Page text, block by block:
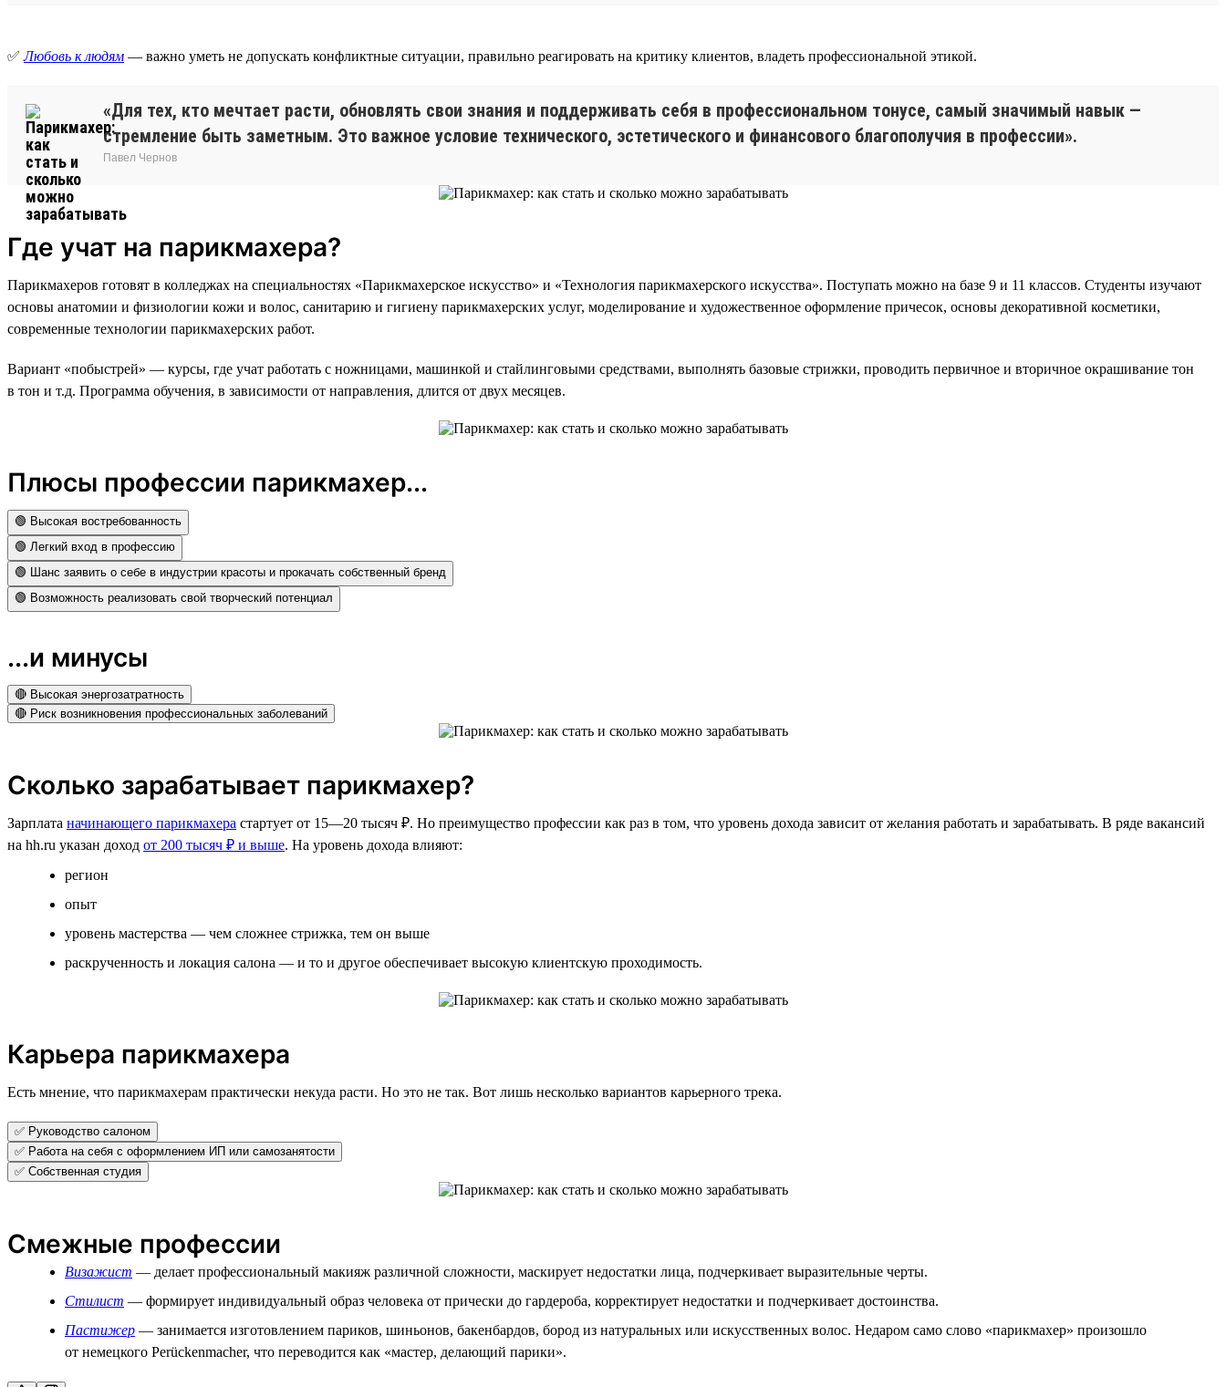
✅Любовь к людям — важно уметь не допускать конфликтные ситуации, правильно реагировать на критику клиентов, владеть профессиональной этикой.
«Для тех, кто мечтает расти, обновлять свои знания и поддерживать себя в профессиональном тонусе, самый значимый навык —
стремление быть заметным. Это важное условие технического, эстетического и финансового благополучия в профессии».
Павел Чернов
Где учат на парикмахера?
Парикмахеров готовят в колледжах на специальностях «Парикмахерское искусство» и «Технология парикмахерского искусства». Поступать можно на базе 9 и 11 классов. Студенты изучают
основы анатомии и физиологии кожи и волос, санитарию и гигиену парикмахерских услуг, моделирование и художественное оформление причесок, основы декоративной косметики,
современные технологии парикмахерских работ.
Вариант «побыстрей» — курсы, где учат работать с ножницами, машинкой и стайлинговыми средствами, выполнять базовые стрижки, проводить первичное и вторичное окрашивание тон
в тон и т.д. Программа обучения, в зависимости от направления, длится от двух месяцев.
Плюсы профессии парикмахер...
🟢 Высокая востребованность
🟢 Легкий вход в профессию
🟢 Шанс заявить о себе в индустрии красоты и прокачать собственный бренд
🟢 Возможность реализовать свой творческий потенциал
...и минусы
🔴 Высокая энергозатратность
🔴 Риск возникновения профессиональных заболеваний
Сколько зарабатывает парикмахер?
Зарплата начинающего парикмахера стартует от 15­­—20 тысяч ₽. Но преимущество профессии как раз в том, что уровень дохода зависит от желания работать и зарабатывать. В ряде вакансий
на hh.ru указан доход от 200 тысяч ₽ и выше. На уровень дохода влияют:
регион
опыт
уровень мастерства — чем сложнее стрижка, тем он выше
раскрученность и локация салона — и то и другое обеспечивает высокую клиентскую проходимость.
Карьера парикмахера
Есть мнение, что парикмахерам практически некуда расти. Но это не так. Вот лишь несколько вариантов карьерного трека.
✅ Руководство салоном
✅ Работа на себя с оформлением ИП или самозанятости
✅ Собственная студия
Смежные профессии
Визажист — делает профессиональный макияж различной сложности, маскирует недостатки лица, подчеркивает выразительные черты.
Стилист — формирует индивидуальный образ человека от прически до гардероба, корректирует недостатки и подчеркивает достоинства.
Пастижер — занимается изготовлением париков, шиньонов, бакенбардов, бород из натуральных или искусственных волос. Недаром само слово «парикмахер» произошло
от немецкого Perückenmacher, что переводится как «мастер, делающий парики».